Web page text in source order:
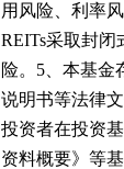
用风险、利率
REITs采取封
险。5、本基金
说明书等法律
投资者在投资
资料概要》等